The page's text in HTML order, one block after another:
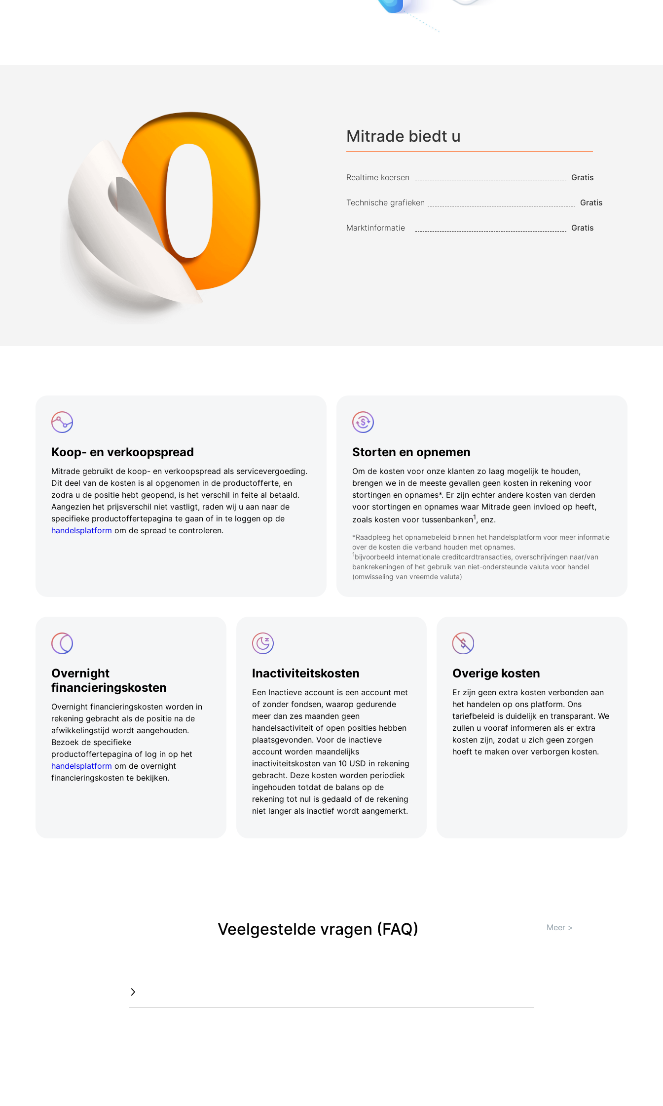
Mitrade biedt u
Realtime koersen Gratis
Technische grafieken Gratis
Marktinformatie Gratis
Koop- en verkoopspread
Mitrade gebruikt de koop- en verkoopspread als servicevergoeding.
Dit deel van de kosten is al opgenomen in de productofferte, en
zodra u de positie hebt geopend, is het verschil in feite al betaald.
Aangezien het prijsverschil niet vastligt, raden wij u aan naar de
specifieke productoffertepagina te gaan of in te loggen op de
handelsplatform om de spread te controleren.
Storten en opnemen
Om de kosten voor onze klanten zo laag mogelijk te houden,
brengen we in de meeste gevallen geen kosten in rekening voor
stortingen en opnames*. Er zijn echter andere kosten van derden
voor stortingen en opnames waar Mitrade geen invloed op heeft,
zoals kosten voor tussenbanken1, enz.
*Raadpleeg het opnamebeleid binnen het handelsplatform voor meer informatie
over de kosten die verband houden met opnames.
1bijvoorbeeld internationale creditcardtransacties, overschrijvingen naar/van
bankrekeningen of het gebruik van niet-ondersteunde valuta voor handel
(omwisseling van vreemde valuta)
Overnight
financieringskosten
Overnight financieringskosten worden in
rekening gebracht als de positie na de
afwikkelingstijd wordt aangehouden.
Bezoek de specifieke
productoffertepagina of log in op het
handelsplatform om de overnight
financieringskosten te bekijken.
Inactiviteitskosten
Een Inactieve account is een account met
of zonder fondsen, waarop gedurende
meer dan zes maanden geen
handelsactiviteit of open posities hebben
plaatsgevonden. Voor de inactieve
account worden maandelijks
inactiviteitskosten van 10 USD in rekening
gebracht. Deze kosten worden periodiek
ingehouden totdat de balans op de
rekening tot nul is gedaald of de rekening
niet langer als inactief wordt aangemerkt.
Overige kosten
Er zijn geen extra kosten verbonden aan
het handelen op ons platform. Ons
tariefbeleid is duidelijk en transparant. We
zullen u vooraf informeren als er extra
kosten zijn, zodat u zich geen zorgen
hoeft te maken over verborgen kosten.
Meer >
Veelgestelde vragen (FAQ)